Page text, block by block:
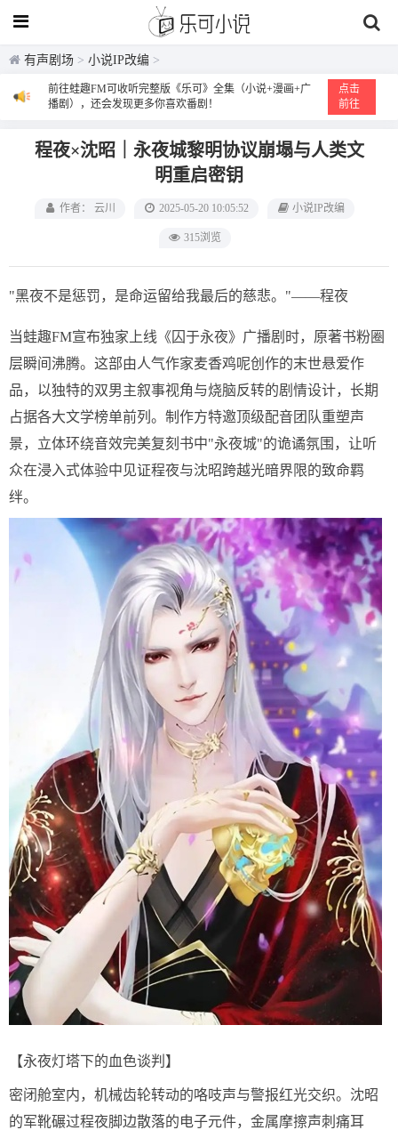
有声剧场 > 小说IP改编 >
前往蛙趣FM可收听完整版《乐可》全集（小说+漫画+广
播剧），还会发现更多你喜欢番剧！
点击
前往
程夜×沈昭｜永夜城黎明协议崩塌与人类文
明重启密钥
作者： 云川 2025-05-20 10:05:52 小说IP改编
315浏览
"黑夜不是惩罚，是命运留给我最后的慈悲。"——程夜
当蛙趣FM宣布独家上线《囚于永夜》广播剧时，原著书粉圈
层瞬间沸腾。这部由人气作家麦香鸡呢创作的末世悬爱作
品，以独特的双男主叙事视角与烧脑反转的剧情设计，长期
占据各大文学榜单前列。制作方特邀顶级配音团队重塑声
景，立体环绕音效完美复刻书中"永夜城"的诡谲氛围，让听
众在浸入式体验中见证程夜与沈昭跨越光暗界限的致命羁
绊。
【永夜灯塔下的血色谈判】
密闭舱室内，机械齿轮转动的咯吱声与警报红光交织。沈昭
的军靴碾过程夜脚边散落的电子元件，金属摩擦声刺痛耳